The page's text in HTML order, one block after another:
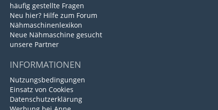
häufig gestellte Fragen
Neu hier? Hilfe zum Forum
Nähmaschinenlexikon
Neue Nähmaschine gesucht
unsere Partner
INFORMATIONEN
Nutzungsbedingungen
Einsatz von Cookies
Datenschutzerklärung